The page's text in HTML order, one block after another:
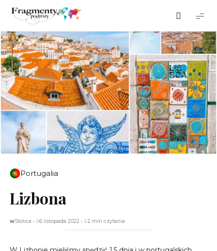
Fragmenty
podróży
Portugalia
Lizbona
wStolica 6 listopada 2022 2 min czytania